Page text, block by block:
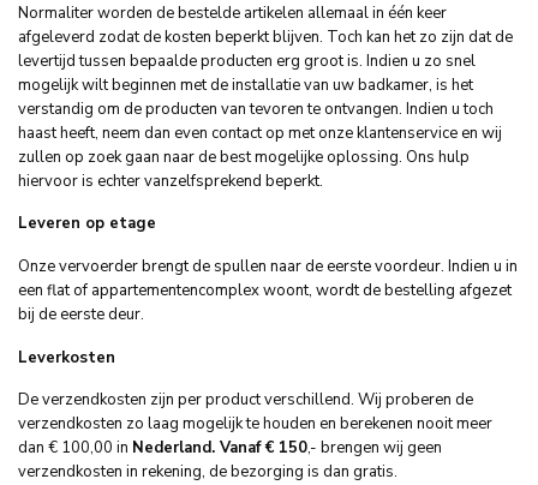
Normaliter worden de bestelde artikelen allemaal in één keer
afgeleverd zodat de kosten beperkt blijven. Toch kan het zo zijn dat de
levertijd tussen bepaalde producten erg groot is. Indien u zo snel
mogelijk wilt beginnen met de installatie van uw badkamer, is het
verstandig om de producten van tevoren te ontvangen. Indien u toch
haast heeft, neem dan even contact op met onze klantenservice en wij
zullen op zoek gaan naar de best mogelijke oplossing. Ons hulp
hiervoor is echter vanzelfsprekend beperkt.
Leveren op etage
Onze vervoerder brengt de spullen naar de eerste voordeur. Indien u in
een flat of appartementencomplex woont, wordt de bestelling afgezet
bij de eerste deur.
Leverkosten
De verzendkosten zijn per product verschillend. Wij proberen de
verzendkosten zo laag mogelijk te houden en berekenen nooit meer
dan € 100,00 in Nederland. Vanaf € 150,- brengen wij geen
verzendkosten in rekening, de bezorging is dan gratis.